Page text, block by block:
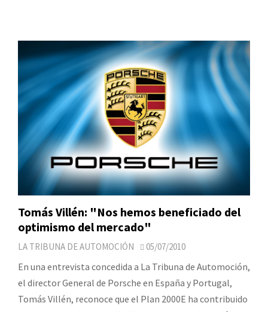
Tomás Villén: "Nos hemos beneficiado del
optimismo del mercado"
LA TRIBUNA DE AUTOMOCIÓN 05/07/2010
En una entrevista concedida a La Tribuna de Automoción,
el director General de Porsche en España y Portugal,
Tomás Villén, reconoce que el Plan 2000E ha contribuido